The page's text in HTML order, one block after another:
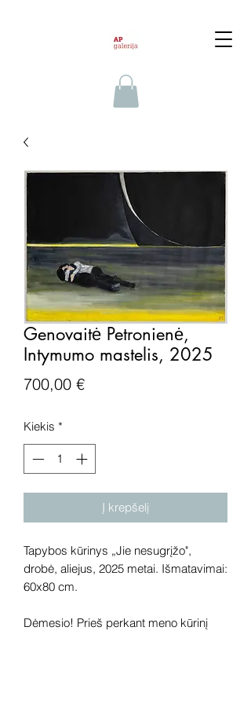
Genovaitė Petronienė,
Intymumo mastelis, 2025
700,00 €Price
Kiekis *
Į krepšelį
Tapybos kūrinys „Jie nesugrįžo",
drobė, aliejus, 2025 metai. Išmatavimai:
60x80 cm.
Dėmesio! Prieš perkant meno kūrinį